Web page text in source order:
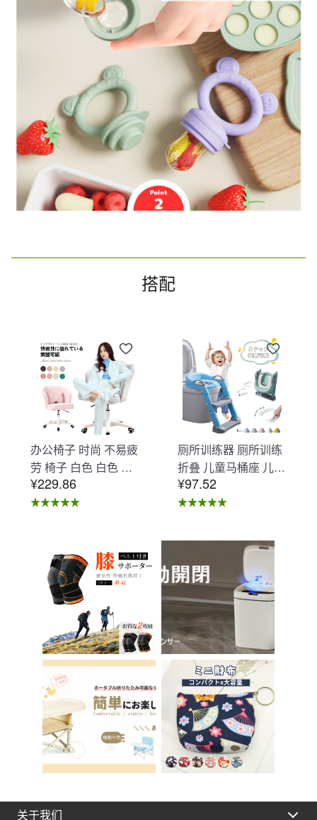
搭配
办公椅子 时尚 不易疲
劳 椅子 白色 白色 办
公椅子 不易疲劳 学习
椅 北欧 儿童 椅子 学
椅子 在家办公 Asher
Brilliant C-56
¥229.86
厕所训练器 厕所训练
折叠 儿童马桶座 儿童
马桶辅助 收纳式马桶
座 小孩马桶座 儿童厕
女孩 儿童 孩子 儿童
马桶训练 免邮 踏步器
厕所
¥97.52
关于我们